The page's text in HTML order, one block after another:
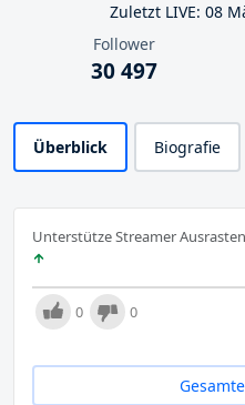
Zuletzt LIVE: 08
Follower
30 497
Überblick Biografie
Unterstütze Streamer
0 0